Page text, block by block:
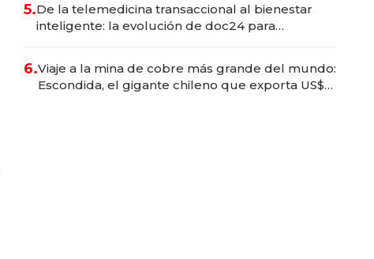
5.De la telemedicina transaccional al bienestar
inteligente: la evolución de doc24 para
6.Viaje a la mina de cobre más grande del mundo:
Escondida, el gigante chileno que exporta US$